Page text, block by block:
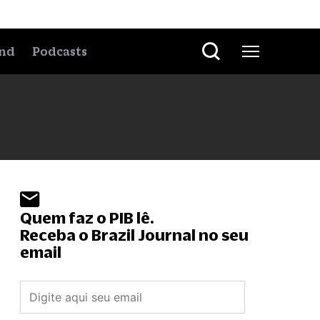
Podcasts
Quem faz o PIB lê.
Receba o Brazil Journal no seu
email